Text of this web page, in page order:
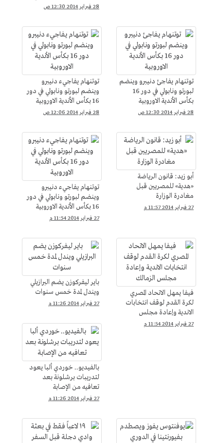
وبينك
28 فبراير 2014 12:30 ص
توتنهام يفاجئ دنيبرو وينضم
لبورتو ونابولي في دور 16
بكأس الأندية الاوروبية
28 فبراير 2014 12:30 ص
توتنهام يفاجيء دنيبرو
وينضم لبورتو ونابولي في دور
16 بكأس الأندية الاوروبية
28 فبراير 2014 12:06 ص
أبو زيد: قانون الرياضة
«هدية» للمصريين قبل
مغادرة الوزارة
27 فبراير 2014 11:57 م
توتنهام يفاجيء دنيبرو
وينضم لبورتو ونابولي في دور
16 بكأس الأندية الاوروبية
27 فبراير 2014 11:54 م
فيفا يمهل الاتحاد المصري
لكرة القدم لوقف انتخابات
الاندية وإعادة مجلس
الزمالك
27 فبراير 2014 11:54 م
باير ليفركوزن يضم البرازيلي
ويندل لمدة خمس سنوات
27 فبراير 2014 11:26 م
بالفيديو.. خوردي ألبا يعود
لتدريبات برشلونة بعد
تعافيه من الإصابة
27 فبراير 2014 11:26 م